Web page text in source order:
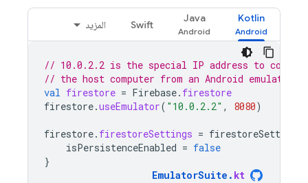
Kotlin
Java
Swift المزيد
// 10.0.2.2 is the special IP address to
// the host computer from an Android emulator.
val firestore = Firebase. firestore
firestore.useEmulator( "10.0.2.2" , 8080)
firestore. firestoreSettings = firestoreSettings
isPersistenceEnabled = false
}
EmulatorSuite . kt